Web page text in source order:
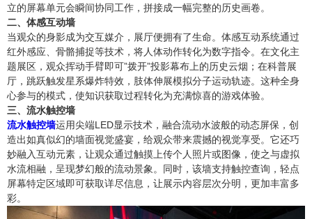
立的屏幕单元会瞬间协同工作，拼接成一幅完整的历史画卷。
二、体感互动墙
当观众的身影成为交互媒介，展厅便拥有了生命。体感互动系统通过
红外感应、骨骼捕捉等技术，将人体动作转化为数字指令。在文化主
题展区，观众挥动手臂即可”拨开”投影幕布上的历史云烟；在科普展
厅，跳跃触发星系爆炸特效，肢体伸展模拟分子运动轨迹。这种全身
心参与的模式，使知识获取过程转化为充满惊喜的游戏体验。
三、流水触控墙
流水触控墙运用尖端LED显示技术，融合流动水波般的动态屏保，创
造出如真似幻的墙面视觉盛宴，给观众带来震撼的视觉享受。它还巧
妙融入互动元素，让观众通过触摸上传个人照片或图像，使之与虚拟
水流相融，呈现梦幻般的流动景象。同时，该墙支持触控查询，轻点
屏幕特定区域即可获取详尽信息，让展示内容层次分明，更加丰富多
彩。